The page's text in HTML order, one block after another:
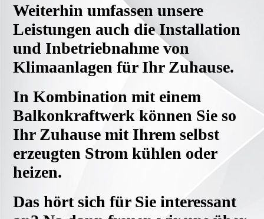
Weiterhin umfassen unsere
Leistungen auch die Installation
und Inbetriebnahme von
Klimaanlagen für Ihr Zuhause.
In Kombination mit einem
Balkonkraftwerk können Sie so
Ihr Zuhause mit Ihrem selbst
erzeugten Strom kühlen oder
heizen.
Das hört sich für Sie interessant